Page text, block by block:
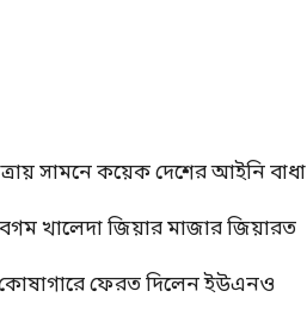
সামনে কয়েক দেশের আইনি বাধা
খালেদা জিয়ার মাজার জিয়ারত
কোষাগারে ফেরত দিলেন ইউএনও